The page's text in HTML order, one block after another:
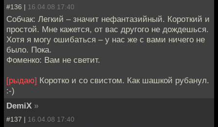
#136 | 16.04.08 17:40
Собчак: Легкий – значит нефантазийный. Короткий и
простой. Мне кажется, от вас другого не дождешься.
Хотя я могу ошибаться – у нас же с вами ничего не
было. Пока.
Фоменко: Вам не светит.
[рыдаю] Коротко и со свистом. Как шашкой рубанул.
:-)
DemiX »
#137 | 16.04.08 17:40